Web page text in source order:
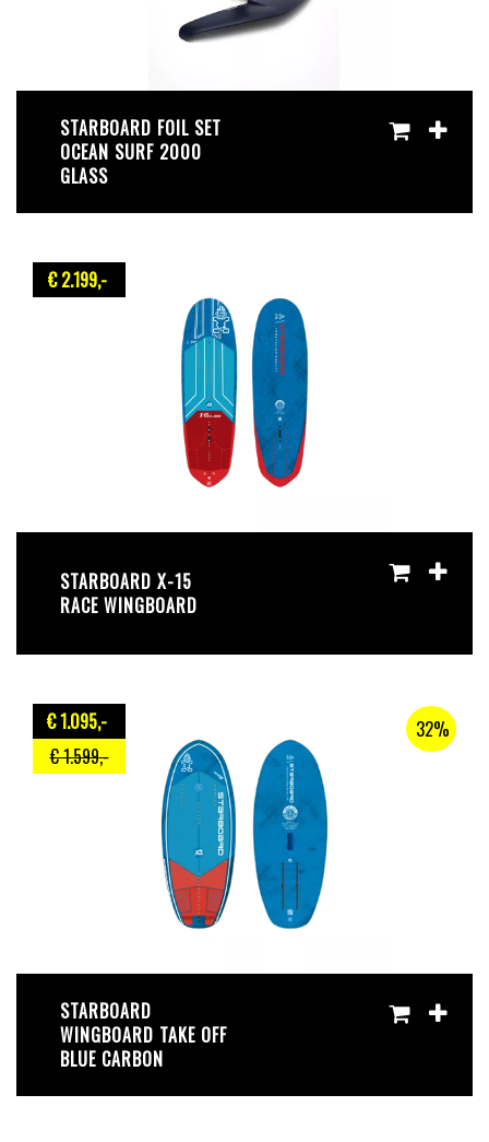
STARBOARD FOIL SET
OCEAN SURF 2000
GLASS
€ 2.199,-
STARBOARD X-15
RACE WINGBOARD
€ 1.095,-
€ 1.599,-
32%
STARBOARD
WINGBOARD TAKE OFF
BLUE CARBON